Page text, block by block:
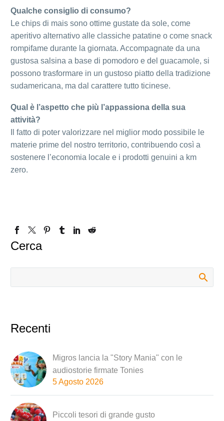
Qualche consiglio di consumo?
Le chips di mais sono ottime gustate da sole, come
aperitivo alternativo alle classiche patatine o come snack
rompifame durante la giornata. Accompagnate da una
gustosa salsina a base di pomodoro e del guacamole, si
possono trasformare in un gustoso piatto della tradizione
sudamericana, ma dal carattere tutto ticinese.
Qual è l’aspetto che più l’appassiona della sua
attività?
Il fatto di poter valorizzare nel miglior modo possibile le
materie prime del nostro territorio, contribuendo così a
sostenere l’economia locale e i prodotti genuini a km
zero.
Cerca
Recenti
Migros lancia la "Story Mania" con le
audiostorie firmate Tonies
5 Agosto 2026
Piccoli tesori di grande gusto